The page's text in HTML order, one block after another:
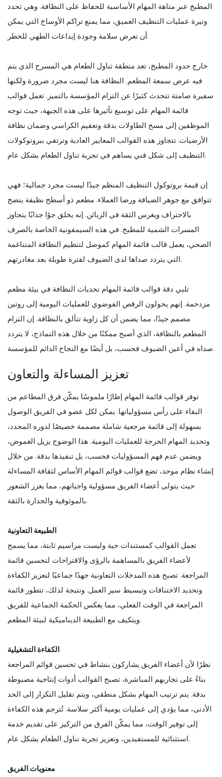
المطبخ عبر متاهة المهام الأساسية للحفاظ على النظافة. وهي تحدد
وتيرة عمليات التنظيف العميق، مما يمنع تراكم الأوساخ التي يمكن
أن تعرض سلامة وجودة إبداعات الطهي للخطر.
خارج حدود المطبخ، تعد منطقة تناول الطعام هي المسرح الذي يتم
فيه عرض سمعة المطعم. النظافة هنا ليست مجرد ضرورة ولكنها
سفيرة صامتة تتحدث كثيرًا عن التزام المؤسسة بالتميز. تعمل قوالب
قائمة المهام على توسيع تأثيرها على هذه الجبهة، حيث توجه
الموظفين إلى مسح الطاولات بدقة وتعقيم الكراسي وضمان نظافة
الأرضيات. تتجاوز هذه القوالب المعايير العادية وترتقي ببروتوكولات
التنظيف إلى شكل فني يساهم في تجربة تناول الطعام بشكل عام.
إن قيمة بروتوكول التنظيف المنظم جيدًا ليست مجرد جمالية؛ فهي
تتوافق مع جوهر الضيافة ورضا العملاء. مطعم ذو أسطح نظيفة ينضح
بالاحتراف ويغرس الثقة في الزبائن. إنه يخلق جوًا جذابًا يتجاوز
المسرات الشمية للمطبخ. في هذه السيمفونية الخاصة بالصرف
الصحي، يعمل قالب قائمة المهام كموصل لتنظيم النظافة المتناغمة
التي يتردد صداها لدى الضيوف لفترة طويلة بعد مغادرتهم.
تلبي دقة قوالب قائمة المهام تحديات النظافة في بيئة مطعم
مزدحمة. إنهم يحولون الرقص الفوضوي للعمليات اليومية إلى روتين
مصمم جيدًا، مما يضمن أن كل زاوية تتألق بالنظافة. إن التزام
المطعم بالنظافة، الذي أصبح ممكنًا من خلال هذه النماذج، لا يتردد
صداه في أعين الضيوف فحسب، بل أيضًا مع النجاح الدائم للمؤسسة.
تعزيز المساءلة والتعاون
توفر قوالب قائمة المهام إطارًا ملموسًا يمكّن فرق المطاعم من
البقاء على رأس مسؤولياتها. يمكن لكل عضو في الفريق الوصول
بسهولة إلى قائمة مرجعية شاملة مصممة خصيصًا لدوره المحدد،
وتحديد المهام الحرجة للعمليات اليومية. هذا الوضوح يزيل الغموض،
ويضمن عدم فهم المسؤوليات فحسب، بل تنفيذها بدقة. من خلال
إنشاء نظام موحد، تضع قوالب قوائم المهام الأساس لثقافة المساءلة
حيث يتولى أعضاء الفريق مسؤولية واجباتهم، مما يعزز الشعور
بالموثوقية والجدارة بالثقة.
الطبيعة التعاونية
تعمل القوالب كمستندات حية وليست مراسيم ثابتة، مما يسمح
لأعضاء الفريق بالمساهمة بالرؤى والاقتراحات لتحسين قائمة
المراجعة. تصبح هذه المدخلات التعاونية جهدًا جماعيًا لتعزيز الكفاءة
وتحديد الاختناقات وتبسيط سير العمل. ونتيجة لذلك، تتطور قائمة
المراجعة في الوقت الفعلي، مما يعكس الحكمة الجماعية للفريق
ويتكيف مع الطبيعة الديناميكية لبيئة المطعم.
الكفاءة التشغيلية
نظرًا لأن أعضاء الفريق يشاركون بنشاط في تحسين قوائم المراجعة
بناءً على تجاربهم المباشرة، تصبح القوالب أدوات إنتاجية مضبوطة
بدقة. يتم ترتيب المهام بشكل منطقي، ويتم تقليل التكرار إلى الحد
الأدنى، مما يؤدي إلى عمليات يومية أكثر سلاسة. تُترجم هذه الكفاءة
إلى توفير الوقت، مما يمكّن الفرق من التركيز على تقديم خدمة
استثنائية للمستفيدين، وتعزيز تجربة تناول الطعام بشكل عام.
معنويات الفريق